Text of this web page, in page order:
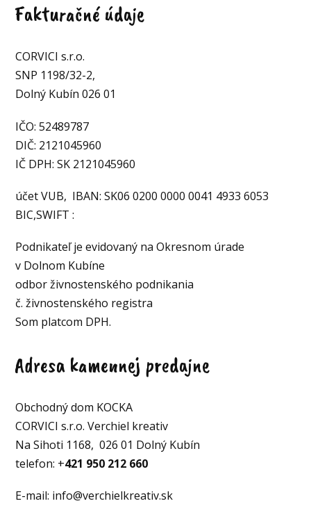
Fakturačné údaje
CORVICI s.r.o.
SNP 1198/32-2,
Dolný Kubín 026 01
IČO: 52489787
DIČ: 2121045960
IČ DPH: SK 2121045960
účet VUB, IBAN: SK06 0200 0000 0041 4933 6053
BIC,SWIFT :
Podnikateľ je evidovaný na Okresnom úrade
v Dolnom Kubíne
odbor živnostenského podnikania
č. živnostenského registra
Som platcom DPH.
Adresa kamennej predajne
Obchodný dom KOCKA
CORVICI s.r.o. Verchiel kreativ
Na Sihoti 1168, 026 01 Dolný Kubín
telefon: +421 950 212 660
E-mail: info@verchielkreativ.sk